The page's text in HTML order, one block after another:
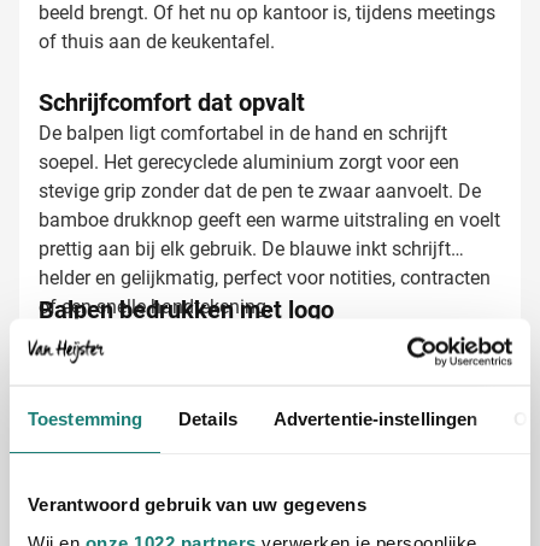
Toestemming Details Advertentie-instellingen
Verantwoord gebruik van uw gegevens
Wij en onze 1022 partners verwerken je persoonlijke
beeld brengt. Of het nu op kantoor is, tijdens meetings
of thuis aan de keukentafel.
Schrijfcomfort dat opvalt
De balpen ligt comfortabel in de hand en schrijft
soepel. Het gerecyclede aluminium zorgt voor een
stevige grip zonder dat de pen te zwaar aanvoelt. De
bamboe drukknop geeft een warme uitstraling en voelt
prettig aan bij elk gebruik. De blauwe inkt schrijft
helder en gelijkmatig, perfect voor notities, contracten
of een snelle handtekening.
Balpen bedrukken met logo
Bij Van Heijster Relatiegeschenken maken we van
deze balpen een uniek promotiemiddel. Je logo wordt
hoogwaardige uitstraling.
Met je bedrijfslogo gegraveerd
Zichtbaar op het aluminium oppervlak